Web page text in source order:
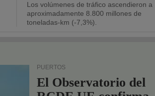
Los volúmenes de tráfico ascendieron a
aproximadamente 8.800 millones de
toneladas-km (-7,3%).
PUERTOS
El Observatorio del